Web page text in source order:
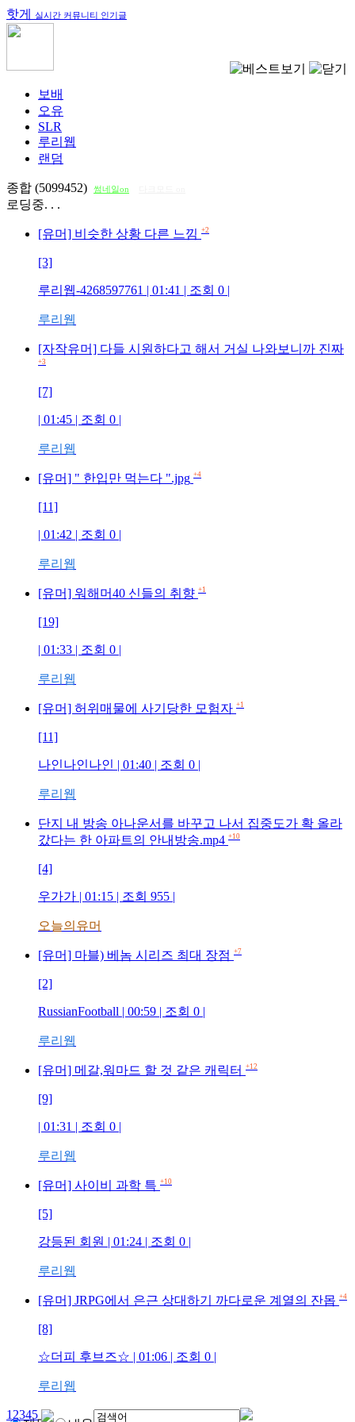
핫게 실시간 커뮤니티 인기글
보배
오유
SLR
루리웹
랜덤
종합 (5099452) 썸네일on
로딩중. . .
[유머] 비슷한 상황 다른 느낌 +2
[3]
루리웹-4268597761 | 01:41 | 조회 0 |
루리웹
[자작유머] 다들 시원하다고 해서 거실 나와보니까 진짜
+3
[7]
| 01:45 | 조회 0 |
루리웹
[유머] " 한입만 먹는다 ".jpg +4
[11]
| 01:42 | 조회 0 |
루리웹
[유머] 워해머40 신들의 취향 +1
[19]
| 01:33 | 조회 0 |
루리웹
[유머] 허위매물에 사기당한 모험자 +1
[11]
나인나인나인 | 01:40 | 조회 0 |
루리웹
단지 내 방송 아나운서를 바꾸고 나서 집중도가 확 올라
갔다는 한 아파트의 안내방송.mp4 +10
[4]
우가가 | 01:15 | 조회 955 |
오늘의유머
[유머] 마블) 베놈 시리즈 최대 장점 +7
[2]
RussianFootball | 00:59 | 조회 0 |
루리웹
[유머] 메갈,워마드 할 것 같은 캐릭터 +12
[9]
| 01:31 | 조회 0 |
루리웹
[유머] 사이비 과학 특 +10
[5]
강등된 회원 | 01:24 | 조회 0 |
루리웹
[유머] JRPG에서 은근 상대하기 까다로운 계열의 잔몹 +4
[8]
☆더피 후브즈☆ | 01:06 | 조회 0 |
루리웹
1 2345